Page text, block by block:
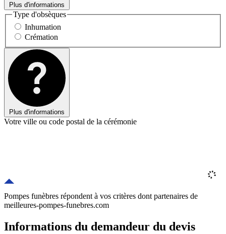
Plus d'informations
Type d'obsèques
Inhumation
Crémation
Plus d'informations
Votre ville ou code postal de la cérémonie
Pompes funèbres répondent à vos critères dont partenaires de
meilleures-pompes-funebres.com
Informations du demandeur du devis